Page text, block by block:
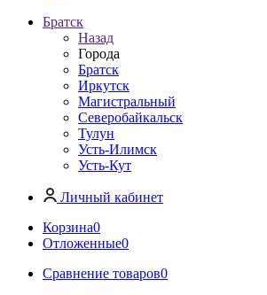
Братск
Назад
Города
Братск
Иркутск
Магистральный
Северобайкальск
Тулун
Усть-Илимск
Усть-Кут
Личный кабинет
Корзина0
Отложенные0
Сравнение товаров0